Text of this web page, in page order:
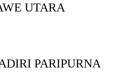
UTARA
PARIPURNA